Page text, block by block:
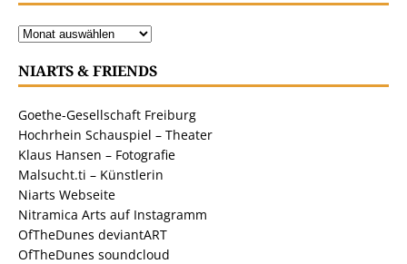
NIARTS & FRIENDS
Goethe-Gesellschaft Freiburg
Hochrhein Schauspiel – Theater
Klaus Hansen – Fotografie
Malsucht.ti – Künstlerin
Niarts Webseite
Nitramica Arts auf Instagramm
OfTheDunes deviantART
OfTheDunes soundcloud